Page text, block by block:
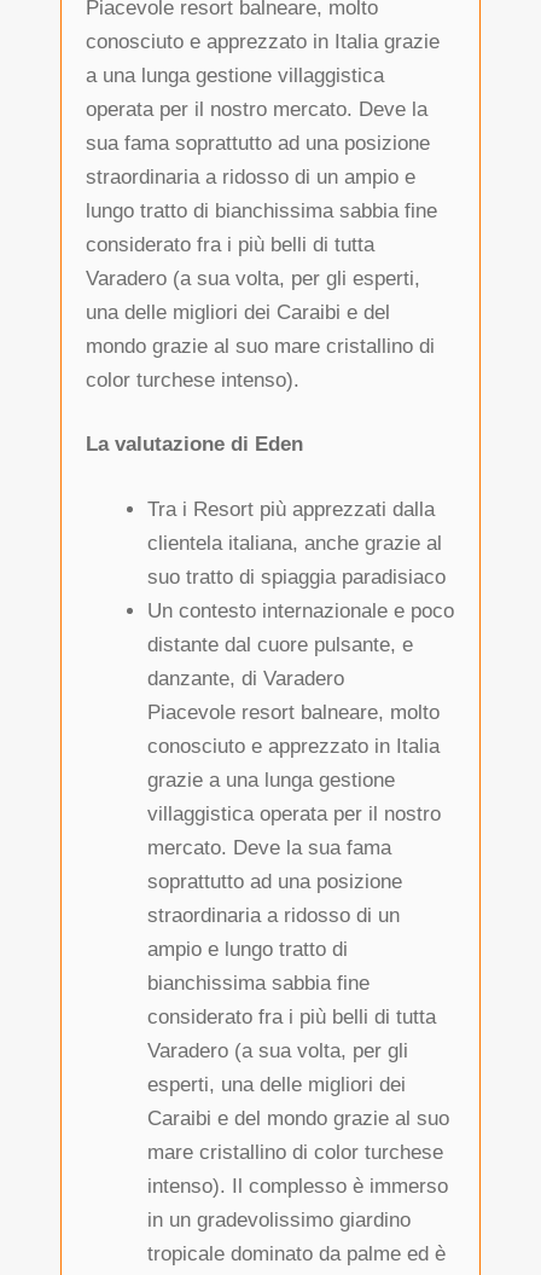
Piacevole resort balneare, molto
conosciuto e apprezzato in Italia grazie
a una lunga gestione villaggistica
operata per il nostro mercato. Deve la
sua fama soprattutto ad una posizione
straordinaria a ridosso di un ampio e
lungo tratto di bianchissima sabbia fine
considerato fra i più belli di tutta
Varadero (a sua volta, per gli esperti,
una delle migliori dei Caraibi e del
mondo grazie al suo mare cristallino di
color turchese intenso).
La valutazione di Eden
Tra i Resort più apprezzati dalla
clientela italiana, anche grazie al
suo tratto di spiaggia paradisiaco
Un contesto internazionale e poco
distante dal cuore pulsante, e
danzante, di Varadero
Piacevole resort balneare, molto
conosciuto e apprezzato in Italia
grazie a una lunga gestione
villaggistica operata per il nostro
mercato. Deve la sua fama
soprattutto ad una posizione
straordinaria a ridosso di un
ampio e lungo tratto di
bianchissima sabbia fine
considerato fra i più belli di tutta
Varadero (a sua volta, per gli
esperti, una delle migliori dei
Caraibi e del mondo grazie al suo
mare cristallino di color turchese
intenso). Il complesso è immerso
in un gradevolissimo giardino
tropicale dominato da palme ed è